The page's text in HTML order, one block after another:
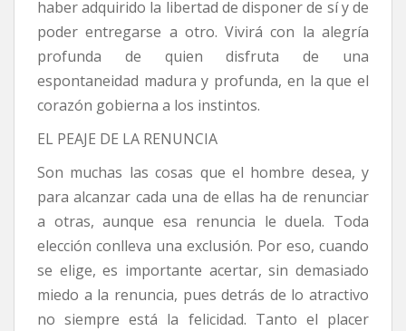
haber adquirido la libertad de disponer de sí y de
poder entregarse a otro. Vivirá con la alegría
profunda de quien disfruta de una
espontaneidad madura y profunda, en la que el
corazón gobierna a los instintos.
EL PEAJE DE LA RENUNCIA
Son muchas las cosas que el hombre desea, y
para alcanzar cada una de ellas ha de renunciar
a otras, aunque esa renuncia le duela. Toda
elección conlleva una exclusión. Por eso, cuando
se elige, es importante acertar, sin demasiado
miedo a la renuncia, pues detrás de lo atractivo
no siempre está la felicidad. Tanto el placer